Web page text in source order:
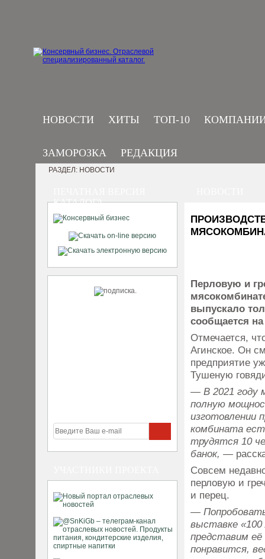
НОВОСТИ ХИТЫ ТОП-10
ЗАМОРОЗКА РЕДАКЦИЯ
КАТАЛОГА
РАЗДЕЛ: НОВОСТИ
Перловую и
выпускало
сообщается
Отмечается,
Агинское. Он
предприятие
Тушеную
— В 2021 году
полную
изготовлении
комбината
трудятся 10
банок, —
Совсем
перловую и
и перец.
—
выставке
представим
понравится,